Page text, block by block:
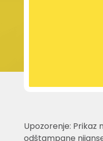
Upozorenje: Prikaz
odštampane